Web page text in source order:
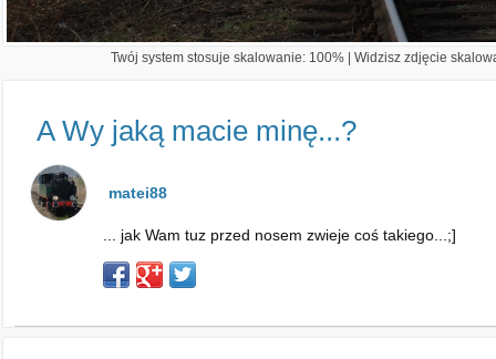
Twój system stosuje skalowanie: 100% | Widzisz zdjęcie
A Wy jaką macie minę...?
matei88
... jak Wam tuz przed nosem zwieje coś takiego...;]